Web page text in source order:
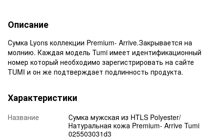
Описание
Сумка Lyons коллекции Premium- Arrive.Закрывается на
молнию. Каждая модель Tumi имеет идентификационный
номер который необходимо зарегистрировать на сайте
TUMI и он же подтверждает подлинность продукта.
Характеристики
Название
Сумка мужская из HTLS Polyester/
Натуральная кожа Premium- Arrive Tumi
025503031d3